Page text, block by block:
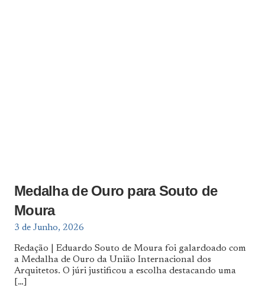
Medalha de Ouro para Souto de
Moura
3 de Junho, 2026
Redação | Eduardo Souto de Moura foi galardoado com
a Medalha de Ouro da União Internacional dos
Arquitetos. O júri justificou a escolha destacando uma
[…]